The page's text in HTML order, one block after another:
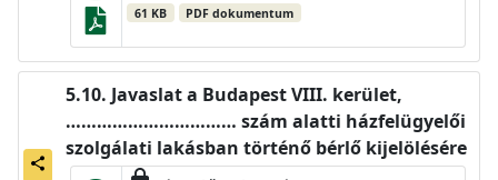
61 KB PDF dokumentum
share
Javaslat a Budapest VIII. kerület,
…………………………… szám alatti házfelügyelői
szolgálati lakásban történő bérlő kijelölésére